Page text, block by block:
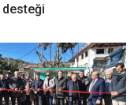
desteği